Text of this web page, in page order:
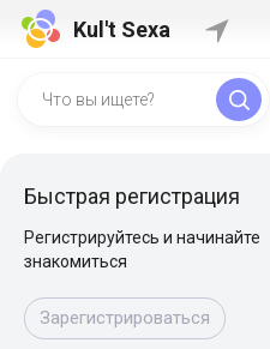
Kul't Sexa
Быстрая регистрация
Регистрируйтесь и начинайте
знакомиться
Зарегистрироваться